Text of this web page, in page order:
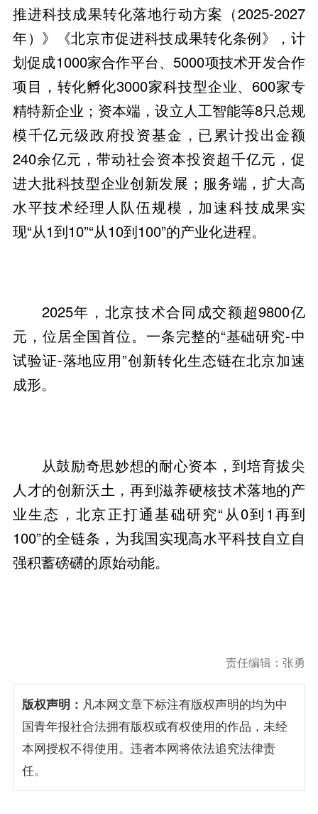
推进科技成果转化落地行动方案（2025-2027
年）》《北京市促进科技成果转化条例》，计
划促成1000家合作平台、5000项技术开发合作
项目，转化孵化3000家科技型企业、600家专
精特新企业；资本端，设立人工智能等8只总规
模千亿元级政府投资基金，已累计投出金额
240余亿元，带动社会资本投资超千亿元，促
进大批科技型企业创新发展；服务端，扩大高
水平技术经理人队伍规模，加速科技成果实
现“从1到10”“从10到100”的产业化进程。
2025年，北京技术合同成交额超9800亿
元，位居全国首位。一条完整的“基础研究-中
试验证-落地应用”创新转化生态链在北京加速
成形。
从鼓励奇思妙想的耐心资本，到培育拔尖
人才的创新沃土，再到滋养硬核技术落地的产
业生态，北京正打通基础研究“从0到1再到
100”的全链条，为我国实现高水平科技自立自
强积蓄磅礴的原始动能。
责任编辑：张勇
版权声明： 凡本网文章下标注有版权声明的均为中
国青年报社合法拥有版权或有权使用的作品，未经
本网授权不得使用。违者本网将依法追究法律责
任。